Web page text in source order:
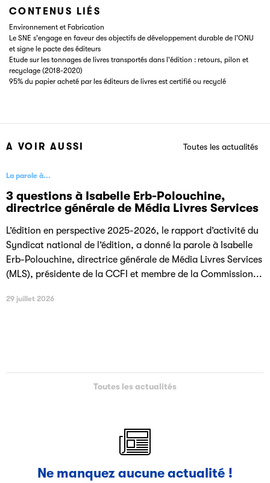
CONTENUS LIÉS
Environnement et Fabrication
Le SNE s'engage en faveur des objectifs de développement durable de l'ONU
et signe le pacte des éditeurs
Etude sur les tonnages de livres transportés dans l'édition : retours, pilon et
recyclage (2018-2020)
95% du papier acheté par les éditeurs de livres est certifié ou recyclé
A VOIR AUSSI Toutes les actualités
La parole à...
3 questions à Isabelle Erb-Polouchine,
directrice générale de Média Livres Services
L’édition en perspective 2025-2026, le rapport d’activité du
Syndicat national de l’édition, a donné la parole à Isabelle
Erb-Polouchine, directrice générale de Média Livres Services
(MLS), présidente de la CCFI et membre de la Commission...
29 juillet 2026
Toutes les actualités
Ne manquez aucune actualité !